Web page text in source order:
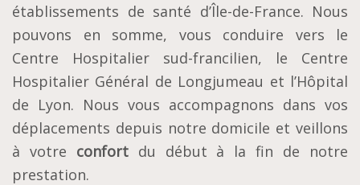
établissements de santé d’Île-de-France. Nous
pouvons en somme, vous conduire vers le
Centre Hospitalier sud-francilien, le Centre
Hospitalier Général de Longjumeau et l’Hôpital
de Lyon. Nous vous accompagnons dans vos
déplacements depuis notre domicile et veillons
à votre confortdu début à la fin de notre
prestation.